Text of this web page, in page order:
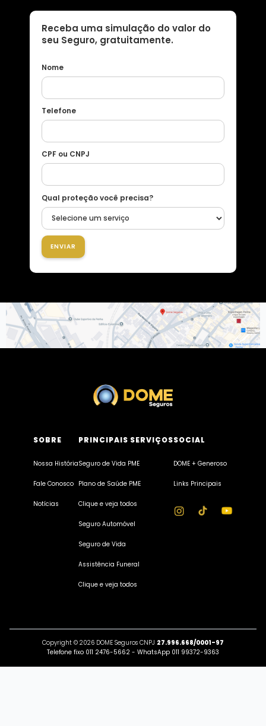
Receba uma simulação do valor do
seu Seguro, gratuitamente.
Nome
Telefone
CPF ou CNPJ
Qual proteção você precisa?
SOBRE
Nossa História
Fale Conosco
Notícias
PRINCIPAIS SERVIÇOS
Seguro de Vida PME
Plano de Saúde PME
Clique e veja todos
Seguro Automóvel
Seguro de Vida
Assistência Funeral
Clique e veja todos
SOCIAL
DOME + Generoso
Links Principais
Copyright © 2026 DOME Seguros CNPJ 27.996.668/0001-97
Telefone fixo 011 2476-5662 - WhatsApp 011 99372-9363